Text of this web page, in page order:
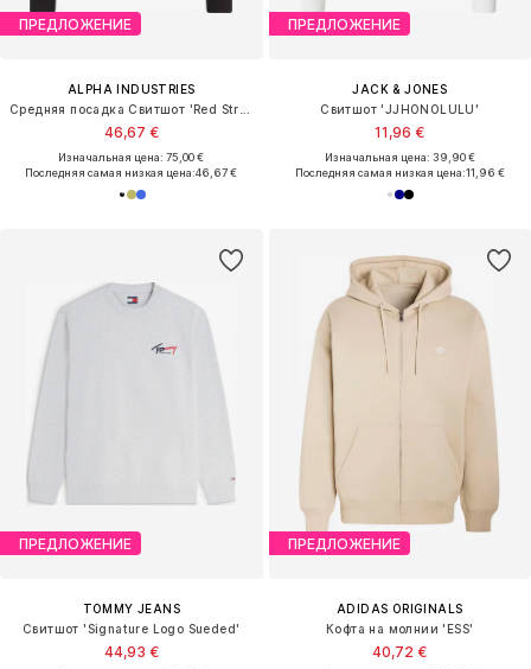
ПРЕДЛОЖЕНИЕ
ALPHA INDUSTRIES
Средняя посадка Свитшот 'Red Stripe'
46,67 €
Изначальная цена: 75,00 €
Последняя самая низкая цена:46,67 €
ПРЕДЛОЖЕНИЕ
JACK & JONES
Свитшот 'JJHONOLULU'
11,96 €
Изначальная цена: 39,90 €
Последняя самая низкая цена:11,96 €
ПРЕДЛОЖЕНИЕ
TOMMY JEANS
Свитшот 'Signature Logo Sueded'
44,93 €
ПРЕДЛОЖЕНИЕ
ADIDAS ORIGINALS
Кофта на молнии 'ESS'
40,72 €